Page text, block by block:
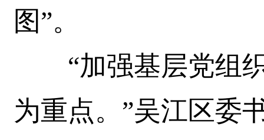
图”。
“加强基层党组织
为重点。”吴江区委